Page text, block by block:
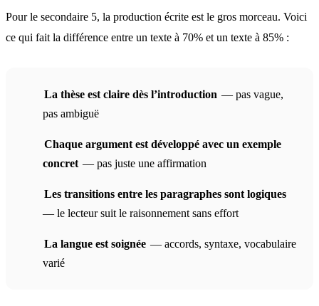
Pour le secondaire 5, la production écrite est le gros morceau. Voici
ce qui fait la différence entre un texte à 70% et un texte à 85% :
La thèse est claire dès l’introduction — pas vague,
pas ambiguë
Chaque argument est développé avec un exemple
concret — pas juste une affirmation
Les transitions entre les paragraphes sont logiques
— le lecteur suit le raisonnement sans effort
La langue est soignée — accords, syntaxe, vocabulaire
varié